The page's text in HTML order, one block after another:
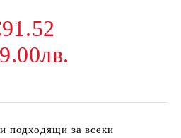
подходящи за всеки